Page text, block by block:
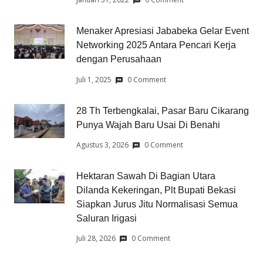
Menaker Apresiasi Jababeka Gelar Event
Networking 2025 Antara Pencari Kerja
dengan Perusahaan
Juli 1, 2025 0 Comment
28 Th Terbengkalai, Pasar Baru Cikarang
Punya Wajah Baru Usai Di Benahi
Agustus 3, 2026 0 Comment
Hektaran Sawah Di Bagian Utara
Dilanda Kekeringan, Plt Bupati Bekasi
Siapkan Jurus Jitu Normalisasi Semua
Saluran Irigasi
Juli 28, 2026 0 Comment